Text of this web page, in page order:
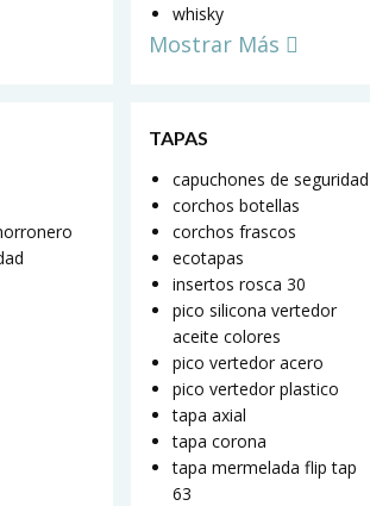
whisky
Mostrar Más
TAPAS
capuchones de seguridad
corchos botellas
corchos frascos
ecotapas
insertos rosca 30
pico silicona vertedor
aceite colores
pico vertedor acero
pico vertedor plastico
tapa axial
tapa corona
tapa mermelada flip tap
63